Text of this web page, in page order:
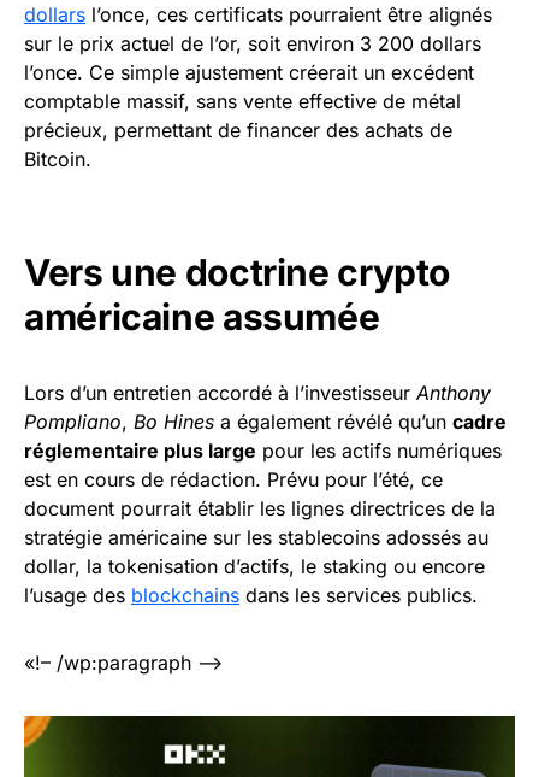
dollars l’once, ces certificats pourraient être alignés
sur le prix actuel de l’or, soit environ 3 200 dollars
l’once. Ce simple ajustement créerait un excédent
comptable massif, sans vente effective de métal
précieux, permettant de financer des achats de
Bitcoin.
Vers une doctrine crypto
américaine assumée
Lors d’un entretien accordé à l’investisseurAnthony
Pompliano, Bo Hines a également révélé qu’un cadre
réglementaire plus large pour les actifs numériques
est en cours de rédaction. Prévu pour l’été, ce
document pourrait établir les lignes directrices de la
stratégie américaine sur les stablecoins adossés au
dollar, la tokenisation d’actifs, le staking ou encore
l’usage des blockchains dans les services publics.
«!– /wp:paragraph –>